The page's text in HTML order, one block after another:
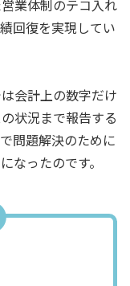
業体制のテコ入れ
回復を実現してい
会計上の数字だけ
状況まで報告する
問題解決のために
なったのです。